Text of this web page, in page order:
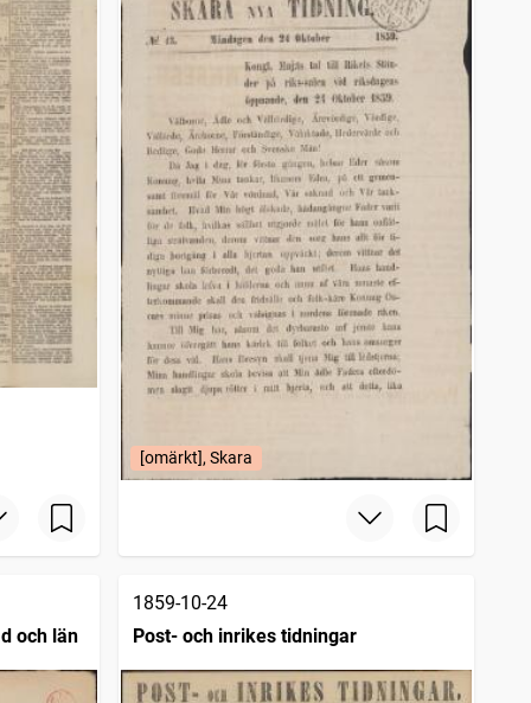
[omärkt], Skara
och län
1859-10-24
Post- och inrikes tidningar